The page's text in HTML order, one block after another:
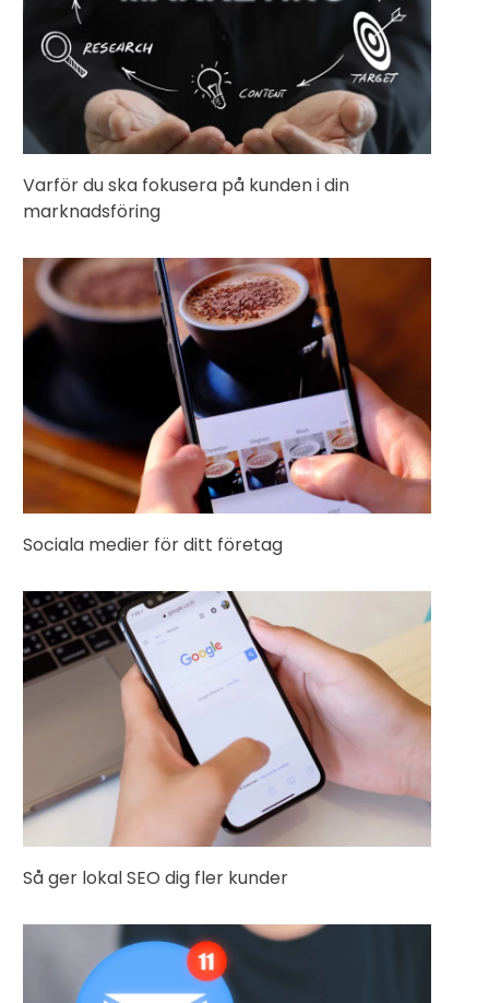
Varför du ska fokusera på kunden i din
marknadsföring
Sociala medier för ditt företag
Så ger lokal SEO dig fler kunder